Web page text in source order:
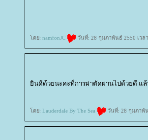
ดย: namfonJC วันที่: 28 กุมภาพันธ์ 2550 เวลา
นดีด้วยนะคะที่การผ่าตัดผ่านไปด้วยดี
ดย: Lauderdale By The Sea วันที่: 28 กุมภาพัน